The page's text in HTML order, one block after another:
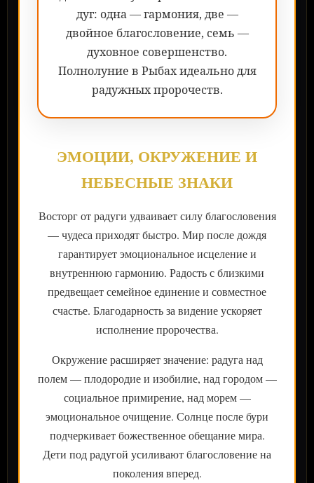
дуг: одна — гармония, две —
двойное благословение, семь —
духовное совершенство.
Полнолуние в Рыбах идеально для
радужных пророчеств.
ЭМОЦИИ, ОКРУЖЕНИЕ И
НЕБЕСНЫЕ ЗНАКИ
Восторг от радуги удваивает силу благословения
— чудеса приходят быстро. Мир после дождя
гарантирует эмоциональное исцеление и
внутреннюю гармонию. Радость с близкими
предвещает семейное единение и совместное
счастье. Благодарность за видение ускоряет
исполнение пророчества.
Окружение расширяет значение: радуга над
полем — плодородие и изобилие, над городом —
социальное примирение, над морем —
эмоциональное очищение. Солнце после бури
подчеркивает божественное обещание мира.
Дети под радугой усиливают благословение на
поколения вперед.